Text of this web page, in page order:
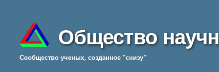
Общество
Cообщество ученых, созданное "снизу"